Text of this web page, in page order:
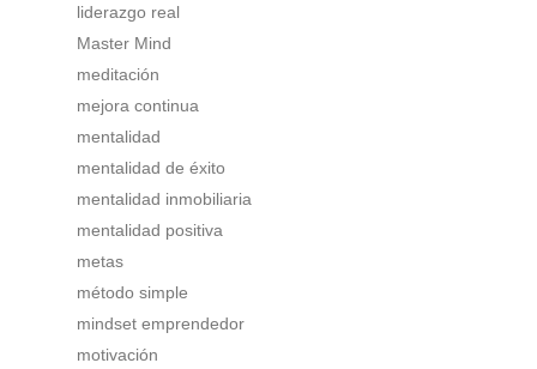
liderazgo real
Master Mind
meditación
mejora continua
mentalidad
mentalidad de éxito
mentalidad inmobiliaria
mentalidad positiva
metas
método simple
mindset emprendedor
motivación